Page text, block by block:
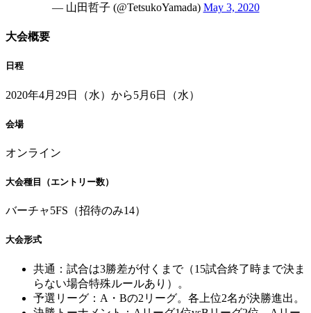
— 山田哲子 (@TetsukoYamada) May 3, 2020
大会概要
日程
2020年4月29日（水）から5月6日（水）
会場
オンライン
大会種目（エントリー数）
バーチャ5FS（招待のみ14）
大会形式
共通：試合は3勝差が付くまで（15試合終了時まで決ま
らない場合特殊ルールあり）。
予選リーグ：A・Bの2リーグ。各上位2名が決勝進出。